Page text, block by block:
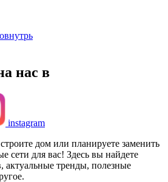
нас в
instagram
дом или планируете заменить
сети для вас! Здесь вы найдете
актуальные тренды, полезные